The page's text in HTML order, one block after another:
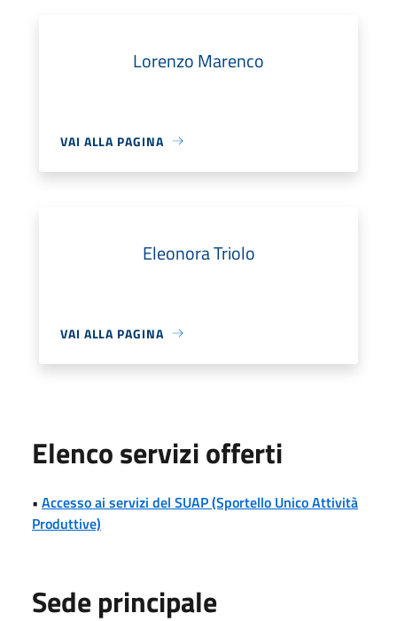
Lorenzo Marenco
VAI ALLA PAGINA
Eleonora Triolo
VAI ALLA PAGINA
Elenco servizi offerti
• Accesso ai servizi del SUAP (Sportello Unico Attività
Produttive)
Sede principale